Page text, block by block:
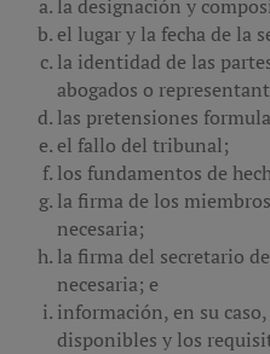
la designación y
el lugar y la fecha de la
la identidad de las
abogados o
las pretensiones
el fallo del tribunal;
los fundamentos de
la firma de los
necesaria;
la firma del secretario
necesaria; e
información, en su
disponibles y los